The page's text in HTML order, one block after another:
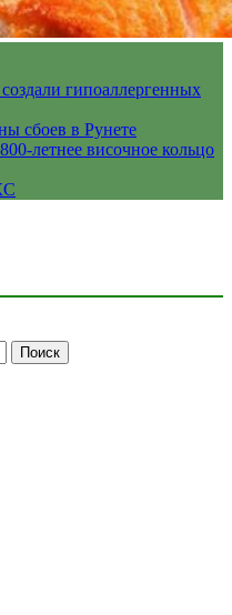
гипоаллергенных
сбоев в Рунете
летнее височное кольцо